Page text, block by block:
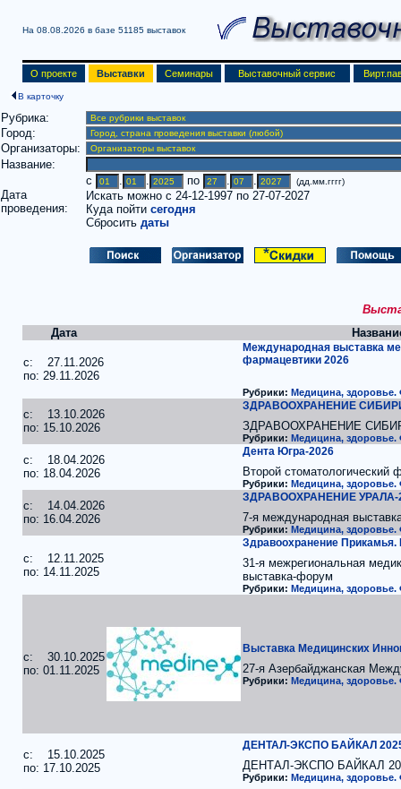
На 08.08.2026 в базе 51185 выставок
О проекте Выставки Семинары Выставочный сервис
В карточку
Рубрика:
Город:
Организаторы:
Название:
Дата
проведения:
c . . по . . (дд.мм.гггг)
Искать можно с 24-12-1997 по 27-07-2027
Куда пойти сегодня
Сбросить даты
Дата
c: 27.11.2026
по: 29.11.2026
Международная выставка
фармацевтики 2026
Рубрики: Медицина, здоровье.
c: 13.10.2026
по: 15.10.2026
ЗДРАВООХРАНЕНИЕ
ЗДРАВООХРАНЕНИЕ
Рубрики: Медицина, здоровье.
c: 18.04.2026
по: 18.04.2026
Дента Югра-2026
Второй стоматологический
Рубрики: Медицина, здоровье.
c: 14.04.2026
по: 16.04.2026
ЗДРАВООХРАНЕНИЕ УРАЛА-
7-я международная
Рубрики: Медицина, здоровье.
c: 12.11.2025
по: 14.11.2025
Здравоохранение
31-я межрегиональная
выставка-форум
Рубрики: Медицина, здоровье.
c: 30.10.2025
по: 01.11.2025
Выставка Медицинских
27-я Азербайджанская
Рубрики: Медицина, здоровье.
c: 15.10.2025
по: 17.10.2025
ДЕНТАЛ-ЭКСПО БАЙКАЛ
ДЕНТАЛ-ЭКСПО БАЙКАЛ
Рубрики: Медицина, здоровье.